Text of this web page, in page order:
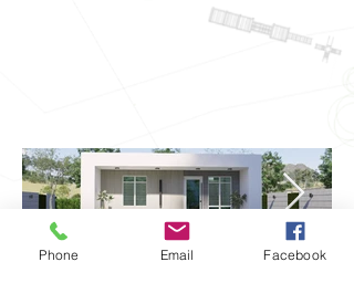
Phone Email Facebook